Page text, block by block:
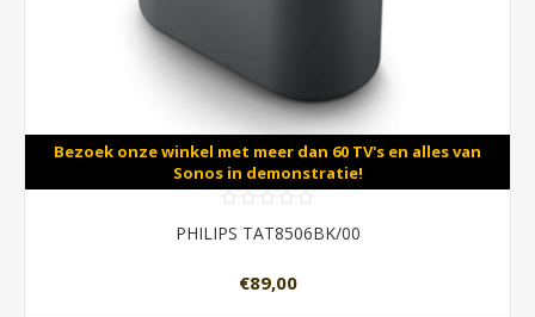
Bezoek onze winkel met meer dan 60 TV's en alles van
Sonos in demonstratie!
PHILIPS TAT8506BK/00
€89,00